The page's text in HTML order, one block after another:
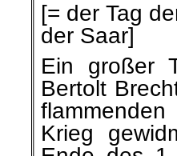
[= der Tag
der Saar]
Ein großer
Bertolt
Krieg